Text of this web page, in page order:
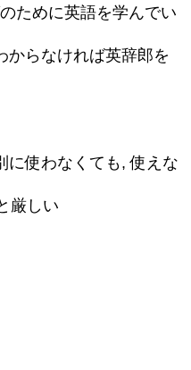
ために英語を学んでい
からなければ英辞郎を
に使わなくても, 使えな
厳しい